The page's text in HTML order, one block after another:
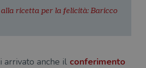
ricetta per la felicità: Baricco
anche il conferimento